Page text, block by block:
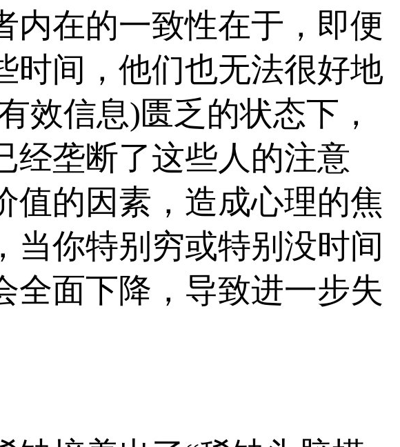
内在的一致性在于，即便
时间，他们也无法很好地
效信息)匮乏的状态下，
经垄断了这些人的注意
值的因素，造成心理的焦
当你特别穷或特别没时间
全面下降，导致进一步失